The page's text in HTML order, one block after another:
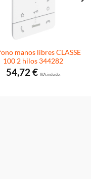
manos libres CLASSE
100 2 hilos 344282
54,72 € I.V.A. incluido.